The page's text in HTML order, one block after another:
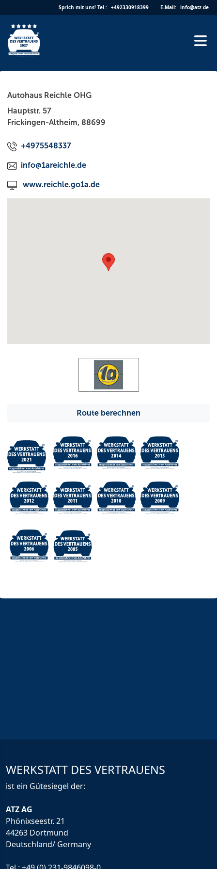
to
content
Sprich mit uns! Tel.: +492330918399 E-Mail: info@atz.de
Autohaus Reichle OHG
Hauptstr. 57
Frickingen-Altheim, 88699
+4975548337
info@1areichle.de
www.reichle.go1a.de
Route berechnen
WERKSTATT DES VERTRAUENS
ist ein Gütesiegel der:
ATZ AG
Phönixseestr. 21
44263 Dortmund
Deutschland/ Germany